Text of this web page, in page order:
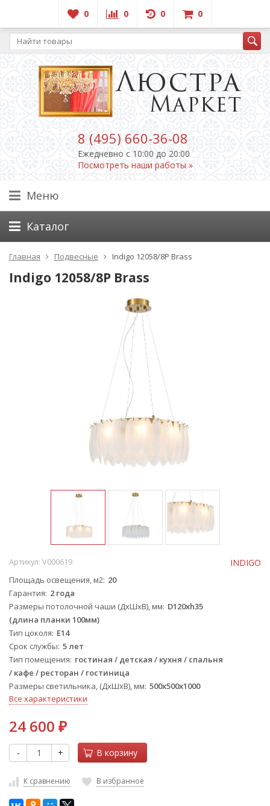
0 0 0 0
8 (495) 660-36-08
Ежедневно c 10:00 до 20:00
Посмотреть наши работы »
Меню
Каталог
Главная Подвесные Indigo 12058/8P Brass
Indigo 12058/8P Brass
INDIGO
Артикул: V000619
Площадь освещения, м2 20
Гарантия 2 года
Размеры потолочной чаши (ДхШхВ), мм D120xh35
(длина планки 100мм)
Тип цоколя E14
Срок службы 5 лет
Тип помещения гостиная / детская / кухня / спальня
/ кафе / ресторан / гостиница
Размеры светильника, (ДхШхВ), мм 500х500х1000
Все характеристики
24 600 ₽
- + В корзину
К сравнению В избранное